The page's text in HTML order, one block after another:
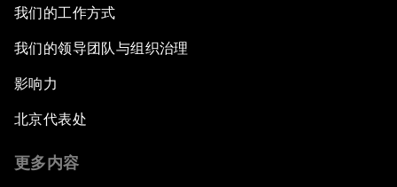
我们的工作方式
我们的领导团队与组织治理
影响力
北京代表处
更多内容